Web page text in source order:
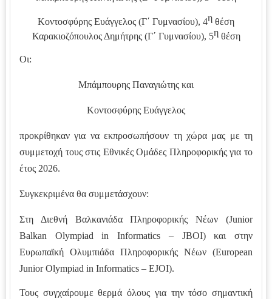
Κοντοσφύρης Ευάγγελος (Γ΄ Γυμνασίου), 4η θέση
Καρακιοζόπουλος Δημήτρης (Γ΄ Γυμνασίου), 5ηθέση
Οι:
Μπάμπουρης Παναγιώτης και
Κοντοσφύρης Ευάγγελος
προκρίθηκαν για να εκπροσωπήσουν τη χώρα μας με τη
συμμετοχή τους στις Εθνικές Ομάδες Πληροφορικής για το
έτος 2026.
Συγκεκριμένα θα συμμετάσχουν:
Στη Διεθνή Βαλκανιάδα Πληροφορικής Νέων (Junior
Balkan Olympiad in Informatics – JBOI) και στην
Ευρωπαϊκή Ολυμπιάδα Πληροφορικής Νέων (European
Junior Olympiad in Informatics – EJOI).
Τους συγχαίρουμε θερμά όλους για την τόσο σημαντική